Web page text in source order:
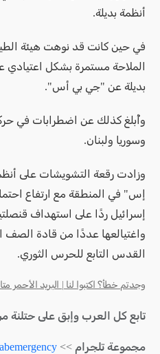
أنظمة بديلة.
في حين كانت قد نوهت هيئة
الملاحة مستمرة بشكل
بديلة عن "جي بي أس".
وأُبلغ كذلك عن اضطرابات في
وسوريا ولبنان.
وزادت رقعة التشويشات على
إس" في المنطقة مع ارتفاع
إسرائيل ردًا على استهداف
واغتيالعها عددًا من قادة
القدس التابع للحرس الثوري.
وجدتم خطأ؟ اكتبوا لنا | البريد الأحمر
تابع كل العرب وإبق على حتلنة
مجموعة تلجرام >>